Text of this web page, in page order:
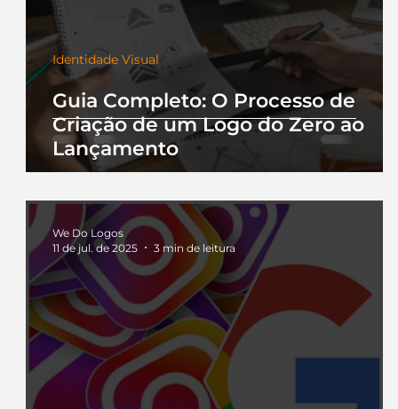
Guia Completo: O Processo de
Criação de um Logo do Zero ao
Lançamento
Identidade Visual
We Do Logos
11 de jul. de 2025
3 min de leitura